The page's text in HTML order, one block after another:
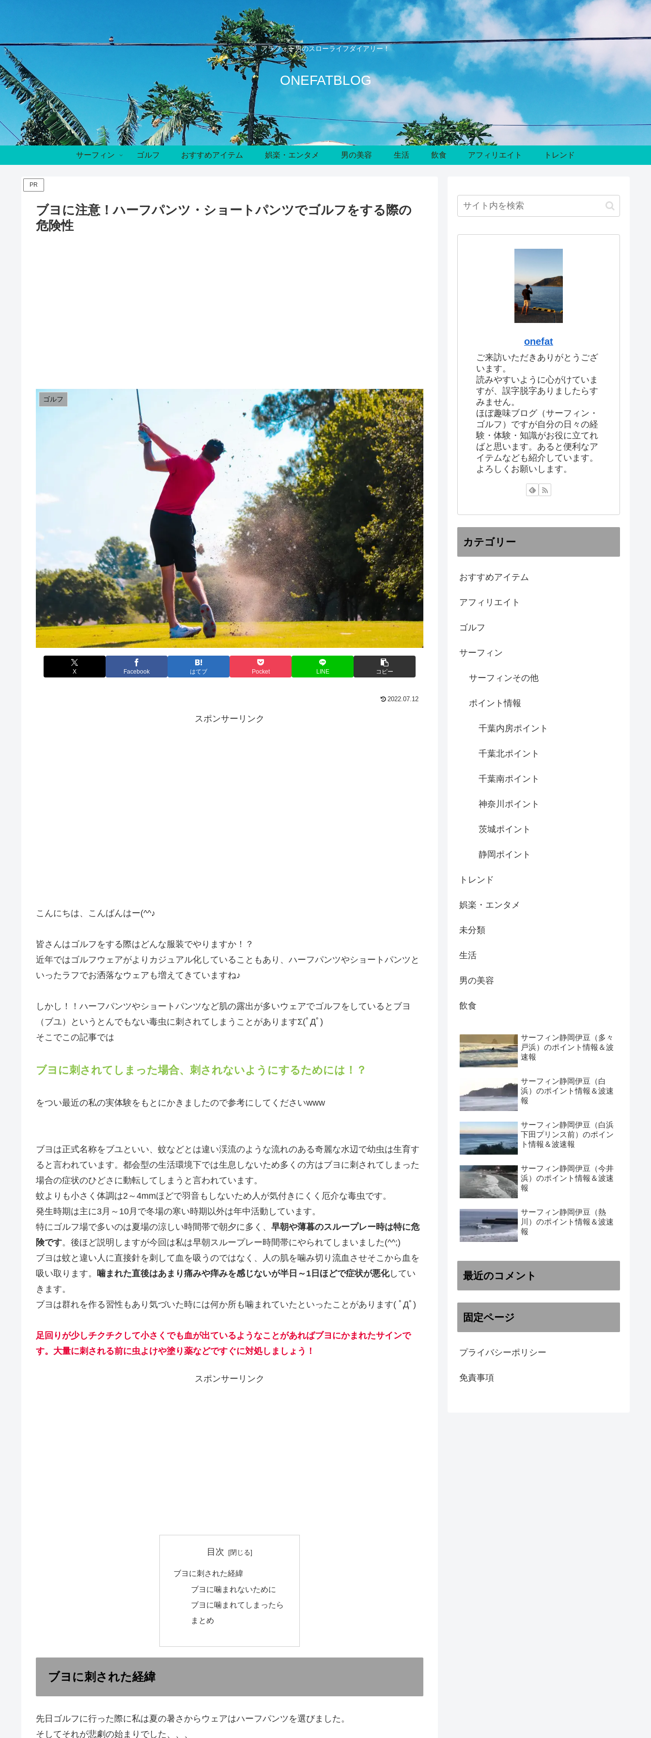
アラフォー男のスローライフダイアリー！
ONEFATBLOG
サーフィン ゴルフ おすすめアイテム 娯楽・エンタメ 男の美容 生活 飲食 アフィリエイト トレンド
PR
ブヨに注意！ハーフパンツ・ショートパンツでゴルフをする際の
危険性
ゴルフ
X Facebook はてブ Pocket LINE コピー
2022.07.12
スポンサーリンク
こんにちは、こんばんはー(^^♪
皆さんはゴルフをする際はどんな服装でやりますか！？
近年ではゴルフウェアがよりカジュアル化していることもあり、ハーフパンツやショートパンツと
いったラフでお洒落なウェアも増えてきていますね♪
しかし！！ハーフパンツやショートパンツなど肌の露出が多いウェアでゴルフをしているとブヨ
（ブユ）というとんでもない毒虫に刺されてしまうことがありますΣ(ﾟДﾟ)
そこでこの記事では
ブヨに刺されてしまった場合、刺されないようにするためには！？
をつい最近の私の実体験をもとにかきましたので参考にしてくださいwww
ブヨは正式名称をブユといい、蚊などとは違い渓流のような流れのある奇麗な水辺で幼虫は生育す
ると言われています。都会型の生活環境下では生息しないため多くの方はブヨに刺されてしまった
場合の症状のひどさに動転してしまうと言われています。
蚊よりも小さく体調は2～4mmほどで羽音もしないため人が気付きにくく厄介な毒虫です。
発生時期は主に3月～10月で冬場の寒い時期以外は年中活動しています。
特にゴルフ場で多いのは夏場の涼しい時間帯で朝夕に多く、 早朝や薄暮のスループレー時は特に危
険です。後ほど説明しますが今回は私は早朝スループレー時間帯にやられてしまいました(^^;)
ブヨは蚊と違い人に直接針を刺して血を吸うのではなく、人の肌を噛み切り流血させそこから血を
吸い取ります。 噛まれた直後はあまり痛みや痒みを感じないが半日～1日ほどで症状が悪化してい
きます。
ブヨは群れを作る習性もあり気づいた時には何か所も噛まれていたといったことがあります( ﾟДﾟ)
足回りが少しチクチクして小さくでも血が出ているようなことがあればブヨにかまれたサインで
す。大量に刺される前に虫よけや塗り薬などですぐに対処しましょう！
スポンサーリンク
目次
ブヨに刺された経緯
ブヨに噛まれないために
ブヨに噛まれてしまったら
まとめ
ブヨに刺された経緯
先日ゴルフに行った際に私は夏の暑さからウェアはハーフパンツを選びました。
そしてそれが悲劇の始まりでした、、、
onefat
ご来訪いただきありがとうござ
います。
読みやすいように心がけていま
すが、誤字脱字ありましたらす
みません。
ほぼ趣味ブログ（サーフィン・
ゴルフ）ですが自分の日々の経
験・体験・知識がお役に立てれ
ばと思います。あると便利なア
イテムなども紹介しています。
よろしくお願いします。
カテゴリー
おすすめアイテム
アフィリエイト
ゴルフ
サーフィン
サーフィンその他
ポイント情報
千葉内房ポイント
千葉北ポイント
千葉南ポイント
神奈川ポイント
茨城ポイント
静岡ポイント
トレンド
娯楽・エンタメ
未分類
生活
男の美容
飲食
サーフィン静岡伊豆（多々
戸浜）のポイント情報＆波
速報
サーフィン静岡伊豆（白
浜）のポイント情報＆波速
報
サーフィン静岡伊豆（白浜
下田プリンス前）のポイン
ト情報＆波速報
サーフィン静岡伊豆（今井
浜）のポイント情報＆波速
報
サーフィン静岡伊豆（熱
川）のポイント情報＆波速
報
最近のコメント
固定ページ
プライバシーポリシー
免責事項